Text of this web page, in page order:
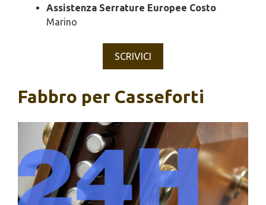
Assistenza Serrature Europee Costo
Marino
SCRIVICI
Fabbro per Casseforti